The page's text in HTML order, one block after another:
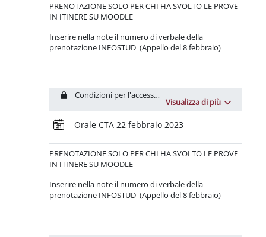
PRENOTAZIONESOLO PER CHI HA SVOLTO LE PROVE
IN ITINERE SU MOODLE
Inserire nella note il numero di verbale della
prenotazione INFOSTUD (Appello del 8 febbraio)
Visualizza di più
Condizioni per l'accesso: L'attività
Orale CTA 22 febbraio 2023
PRENOTAZIONESOLO PER CHI HA SVOLTO LE PROVE
IN ITINERE SU MOODLE
Inserire nella note il numero di verbale della
prenotazione INFOSTUD (Appello del 8 febbraio)